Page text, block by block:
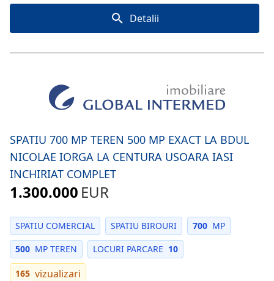
Detalii
SPATIU 700 MP TEREN 500 MP EXACT LA BDUL
NICOLAE IORGA LA CENTURA USOARA IASI
INCHIRIAT COMPLET
1.300.000 EUR
SPATIU COMERCIAL SPATIU BIROURI MP
700
MP TEREN
500 LOCURI PARCARE 10
vizualizari
165